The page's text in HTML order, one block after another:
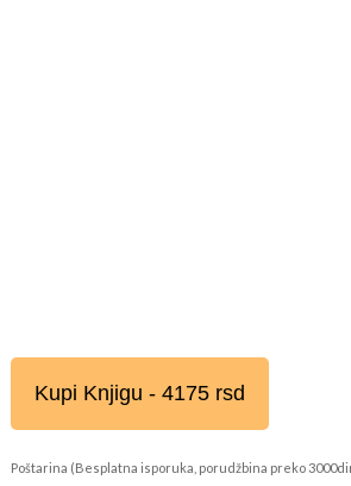
Kupi Knjigu - 4175 rsd
Poštarina (Besplatna isporuka, porudžbina preko